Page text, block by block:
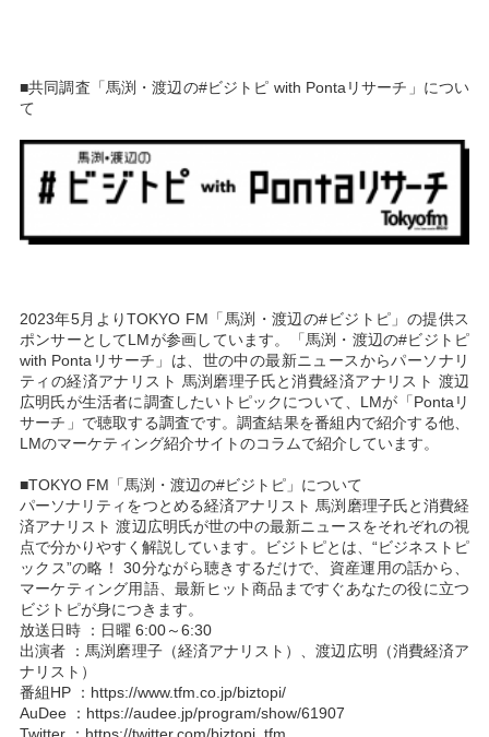
■共同調査「馬渕・渡辺の#ビジトピ with Pontaリサーチ」につい
て
2023年5月よりTOKYO FM「馬渕・渡辺の#ビジトピ」の提供ス
ポンサーとしてLMが参画しています。「馬渕・渡辺の#ビジトピ
with Pontaリサーチ」は、世の中の最新ニュースからパーソナリ
ティの経済アナリスト 馬渕磨理子氏と消費経済アナリスト 渡辺
広明氏が生活者に調査したいトピックについて、LMが「Pontaリ
サーチ」で聴取する調査です。調査結果を番組内で紹介する他、
LMのマーケティング紹介サイトのコラムで紹介しています。
■TOKYO FM「馬渕・渡辺の#ビジトピ」について
パーソナリティをつとめる経済アナリスト 馬渕磨理子氏と消費経
済アナリスト 渡辺広明氏が世の中の最新ニュースをそれぞれの視
点で分かりやすく解説しています。ビジトピとは、“ビジネストピ
ックス”の略！ 30分ながら聴きするだけで、資産運用の話から、
マーケティング用語、最新ヒット商品まですぐあなたの役に立つ
ビジトピが身につきます。
放送日時 ：日曜 6:00～6:30
出演者 ：馬渕磨理子（経済アナリスト）、渡辺広明（消費経済ア
ナリスト）
番組HP ：https://www.tfm.co.jp/biztopi/
AuDee ：https://audee.jp/program/show/61907